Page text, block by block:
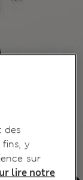
des
fins, y
sur
lire notre